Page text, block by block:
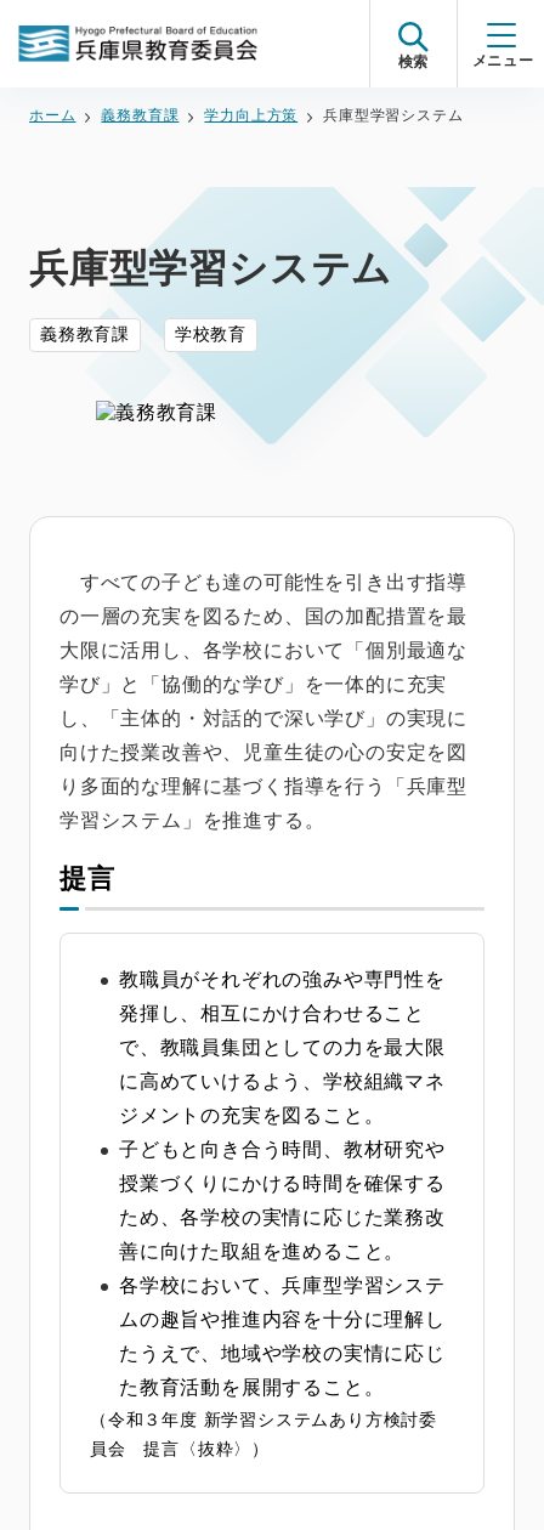
検索
ホーム 義務教育課 学力向上方策 兵庫型学習システム
兵庫型学習システム
義務教育課 学校教育
すべての子ども達の可能性を引き出す指導
の一層の充実を図るため、国の加配措置を最
大限に活用し、各学校において「個別最適な
学び」と「協働的な学び」を一体的に充実
し、「主体的・対話的で深い学び」の実現に
向けた授業改善や、児童生徒の心の安定を図
り多面的な理解に基づく指導を行う「兵庫型
学習システム」を推進する。
提言
教職員がそれぞれの強みや専門性を
発揮し、相互にかけ合わせること
で、教職員集団としての力を最大限
に高めていけるよう、学校組織マネ
ジメントの充実を図ること。
子どもと向き合う時間、教材研究や
授業づくりにかける時間を確保する
ため、各学校の実情に応じた業務改
善に向けた取組を進めること。
各学校において、兵庫型学習システ
ムの趣旨や推進内容を十分に理解し
たうえで、地域や学校の実情に応じ
た教育活動を展開すること。
（令和３年度 新学習システムあり方検討委
員会 提言〈抜粋〉）